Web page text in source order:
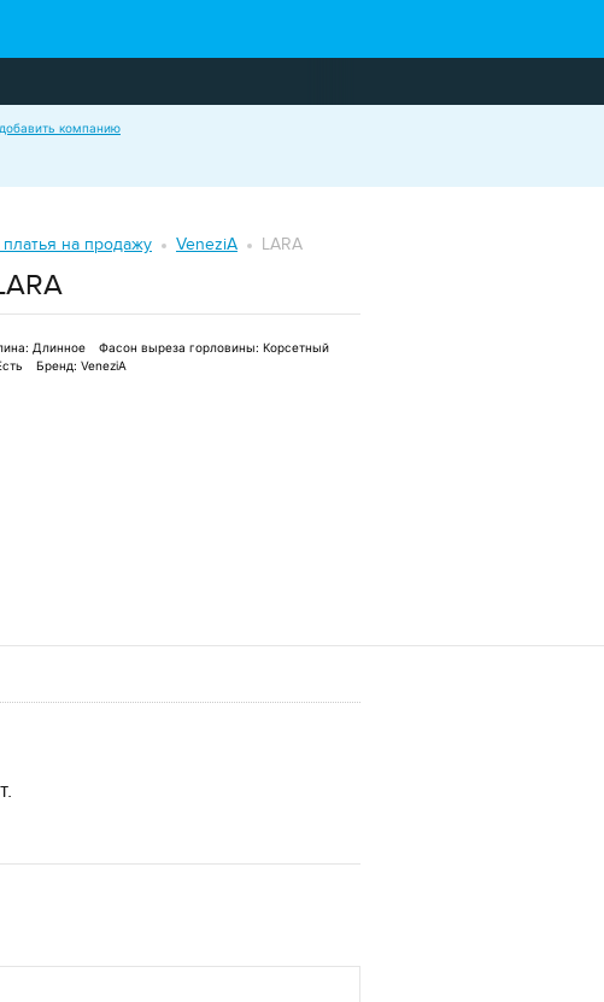
добавить компанию
на продажу VeneziA LARA
Длинное Фасон выреза горловины: Корсетный
Бренд: VeneziA